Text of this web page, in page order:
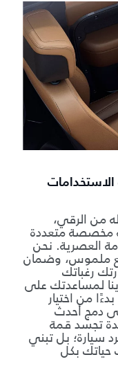
من الرقي،
مخصصة متعددة
العصرية. نحن
ملموس، وضمان
رغباتك
لمساعدتك على
من اختيار
دمج أحدث
تجسد قمة
سيارة؛ بل تبني
بكل